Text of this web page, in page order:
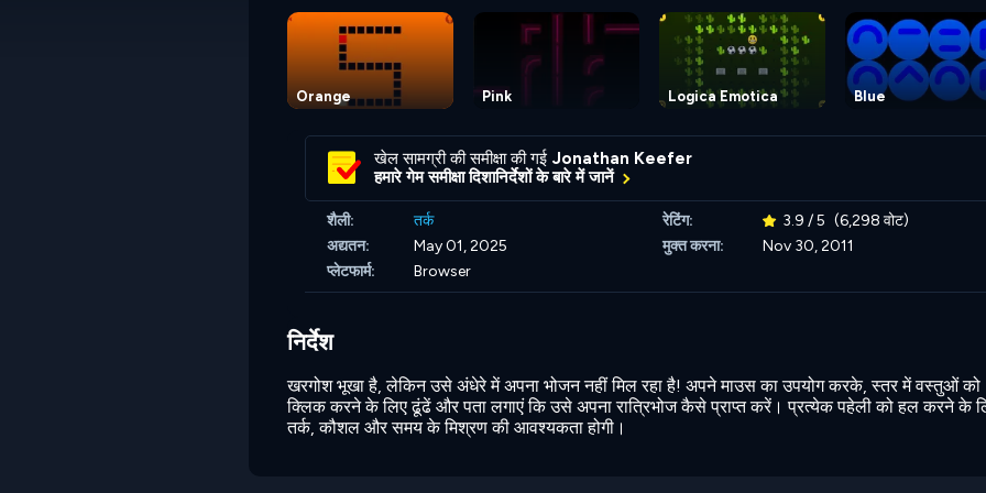
Orange Pink Logica Emotica Blue
खेल सामग्री की समीक्षा की गई Jonathan Keefer
हमारे गेम समीक्षा दिशानिर्देशों के बारे में जानें
शैली: तर्क रेटिंग: 3.9 / 5 (6,298 वोट)
अद्यतन:
May 01, 2025 मुक्त करना:
Nov 30, 2011
प्लेटफार्म:
Browser
निर्देश
खरगोश भूखा है, लेकिन उसे अंधेरे में अपना भोजन नहीं मिल रहा है! अपने माउस का उपयोग करके, स्तर में वस्तुओं को
क्लिक करने के लिए ढूंढें और पता लगाएं कि उसे अपना रात्रिभोज कैसे प्राप्त करें। प्रत्येक पहेली को हल करने के
तर्क, कौशल और समय के मिश्रण की आवश्यकता होगी।